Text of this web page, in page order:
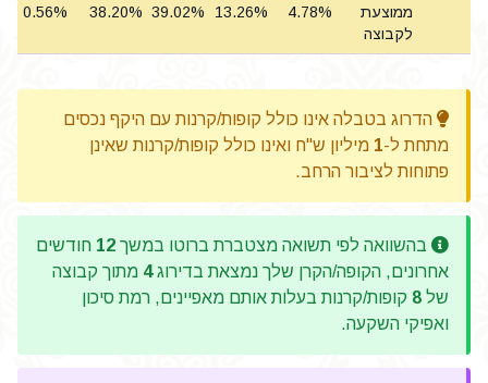
ממוצעת
לקבוצה
4.78%
13.26%
39.02%
38.20%
0.56%
הדרוג בטבלה אינו כולל קופות/קרנות עם היקף נכסים
מתחת ל-1 מיליון ש"ח ואינו כולל קופות/קרנות שאינן
פתוחות לציבור הרחב.
בהשוואה לפי תשואה מצטברת ברוטו במשך 12 חודשים
אחרונים, הקופה/הקרן שלך נמצאת בדירוג4 מתוך קבוצה
של 8 קופות/קרנות בעלות אותם מאפיינים, רמת סיכון
ואפיקי השקעה.